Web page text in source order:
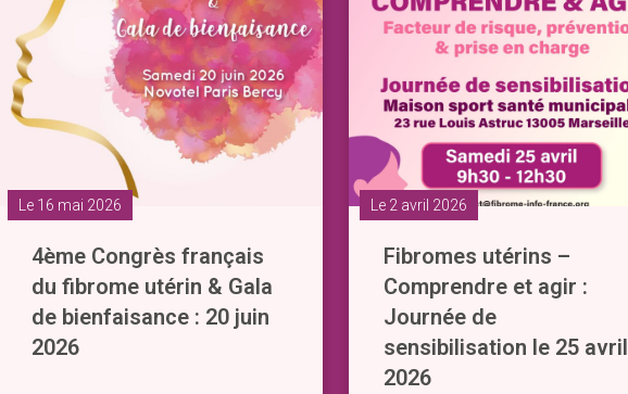
Le 16 mai 2026
4ème Congrès français
du fibrome utérin & Gala
de bienfaisance : 20 juin
2026
Le 2 avril 2026
Fibromes utérins –
Comprendre et agir :
Journée de
sensibilisation le 25 avril
2026